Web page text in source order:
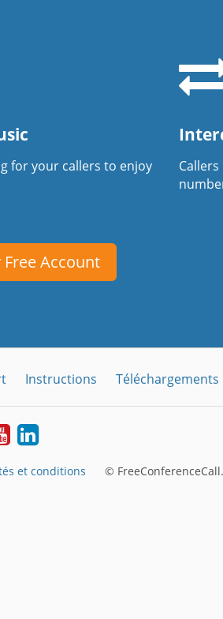
for your callers to enjoy
Account
Instructions Téléchargements
YouTubeLinkedIn
et conditions ©